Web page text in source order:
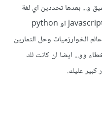
و... بعدها تحددين اي لغة
ستبدئين البرمجة هل php أم java أم javascript او python
الخوارزميات وحل التمارين
وو... ايضا ان كانت لك
كبير عليك.